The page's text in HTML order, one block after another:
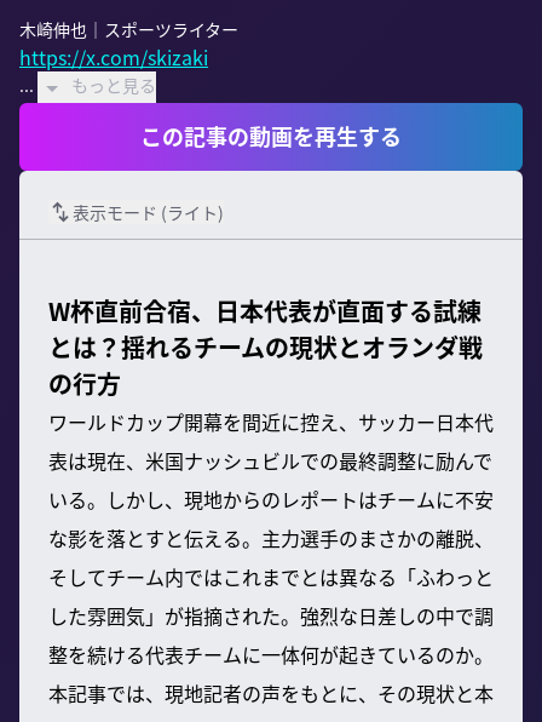
https://x.com/skizaki
... もっと見る
この記事の動画を再生する
表示モード (ライト)
W杯直前合宿、日本代表が直面する試練
とは？揺れるチームの現状とオランダ戦
の行方
ワールドカップ開幕を間近に控え、サッカー日本代
表は現在、米国ナッシュビルでの最終調整に励んで
いる。しかし、現地からのレポートはチームに不安
な影を落とすと伝える。主力選手のまさかの離脱、
そしてチーム内ではこれまでとは異なる「ふわっと
した雰囲気」が指摘された。強烈な日差しの中で調
整を続ける代表チームに一体何が起きているのか。
本記事では、現地記者の声をもとに、その現状と本